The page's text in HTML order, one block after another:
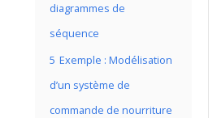
diagrammes de
séquence
5 Exemple : Modélisation
d’un système de
commande de nourriture